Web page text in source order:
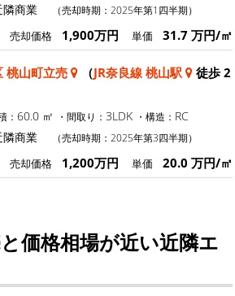
隣商業 （売却時期：2025年第1四半期）
売却価格 1,900万円 単価 31.7 万円/㎡
桃山町立売 （JR奈良線 桃山駅
徒歩 2
： 60.0 ㎡ ・間取り： 3LDK ・構造： RC
隣商業 （売却時期：2025年第3四半期）
売却価格 1,200万円 単価 20.0 万円/㎡
価格相場が近い近隣エ